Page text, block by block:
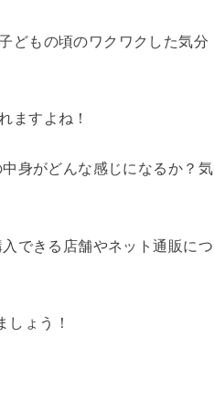
どもの頃のワクワクした気分
ますよね！
身がどんな感じになるか？気
できる店舗やネット通販につ
ょう！